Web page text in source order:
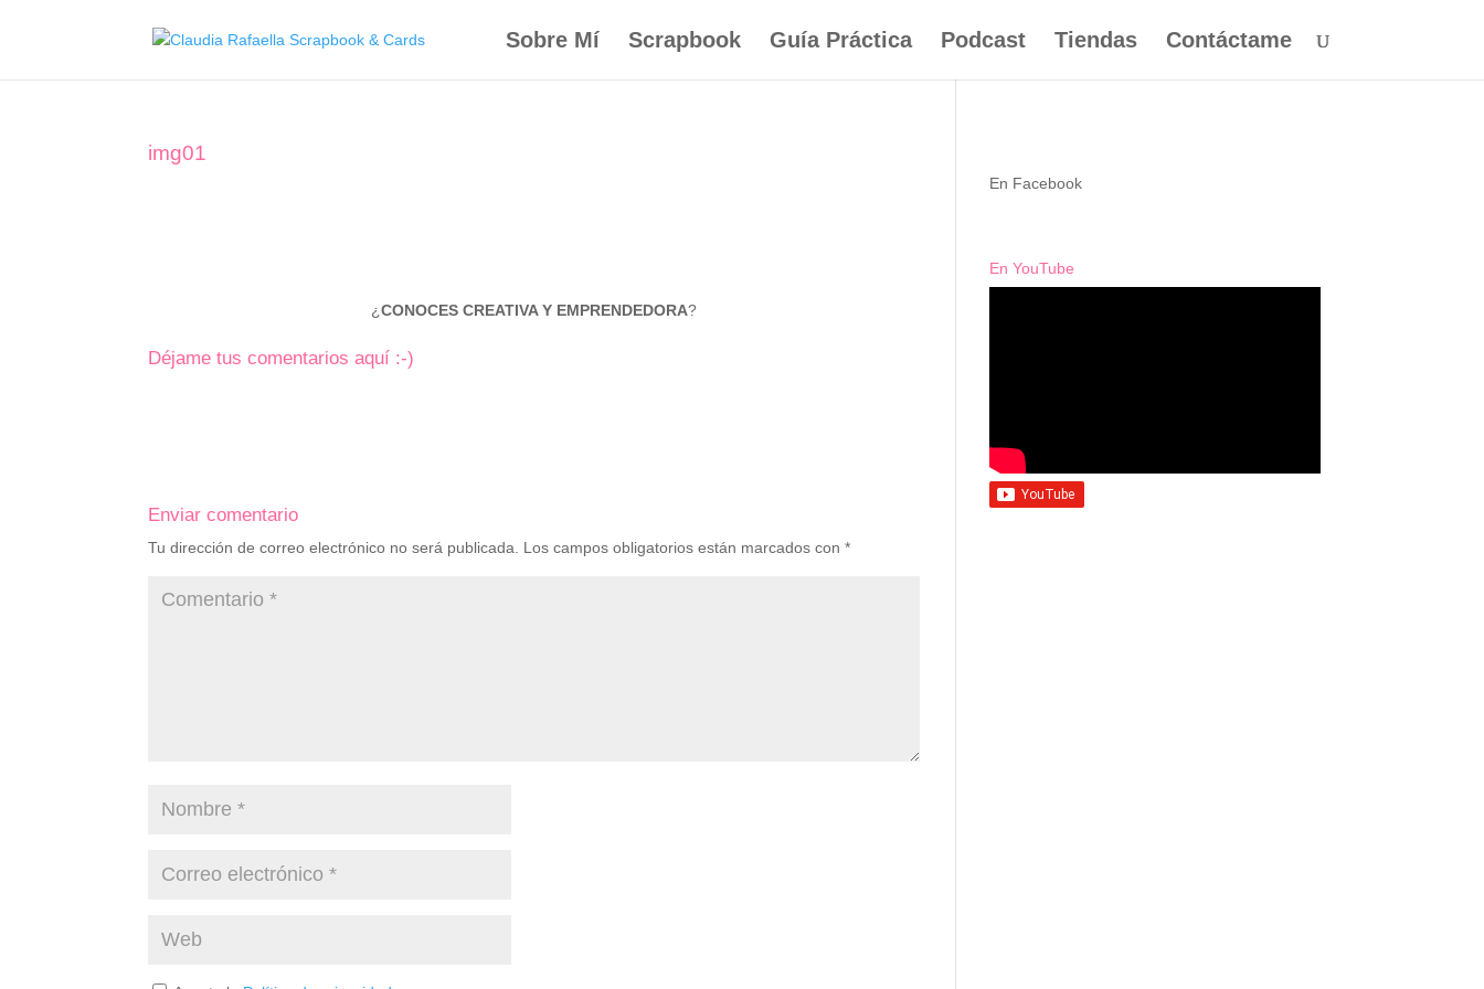
Sobre Mí Scrapbook Guía Práctica Podcast Tiendas Contáctame
img01
¿CONOCES CREATIVA Y EMPRENDEDORA?
Déjame tus comentarios aquí :-)
Enviar comentario
Tu dirección de correo electrónico no será publicada. Los campos obligatorios están marcados con*
En Facebook
En YouTube